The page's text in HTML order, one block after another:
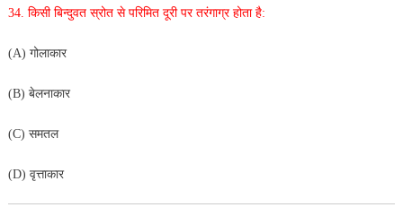
34. किसी बिन्दुवत स्रोत से परिमित दूरी पर तरंगाग्र होता है:
(A) गोलाकार
(B) बेलनाकार
(C) समतल
(D) वृत्ताकार